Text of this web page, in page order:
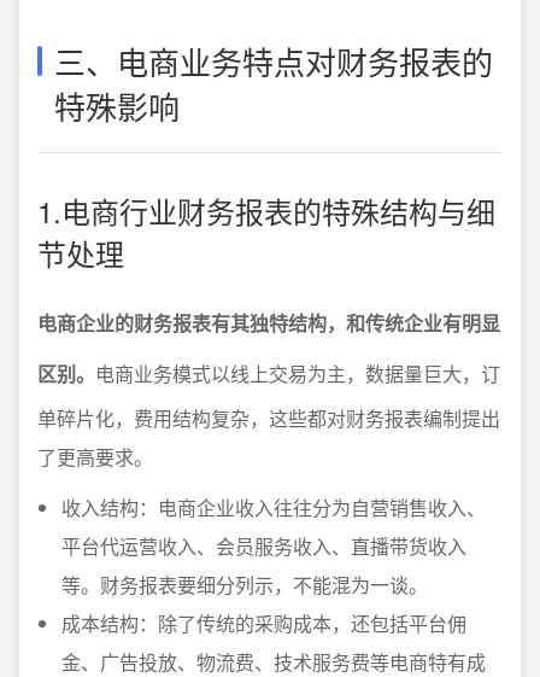
三、电商业务特点对财务报表的
特殊影响
1.电商行业财务报表的特殊结构与细
节处理
电商企业的财务报表有其独特结构，和传统企业有明显
区别。 电商业务模式以线上交易为主，数据量巨大，订
单碎片化，费用结构复杂，这些都对财务报表编制提出
了更高要求。
收入结构：电商企业收入往往分为自营销售收入、
平台代运营收入、会员服务收入、直播带货收入
等。财务报表要细分列示，不能混为一谈。
成本结构：除了传统的采购成本，还包括平台佣
金、广告投放、物流费、技术服务费等电商特有成